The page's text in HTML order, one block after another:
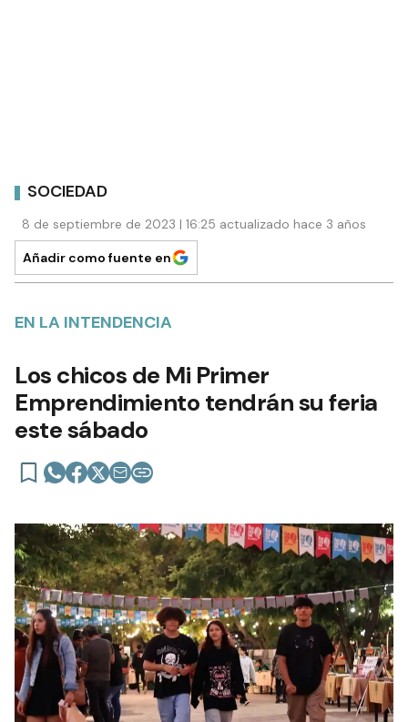
SOCIEDAD
8 de septiembre de 2023 | 16:25 actualizado hace 3 años
Añadir como fuente en
EN LA INTENDENCIA
Los chicos de Mi Primer
Emprendimiento tendrán su feria
este sábado